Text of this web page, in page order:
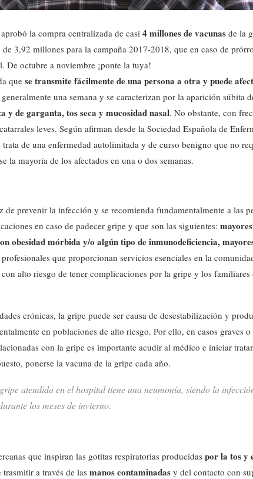
la compra centralizada de casi 4 millones de vacunas de la
3,92 millones para la campaña 2017-2018, que en caso de
De octubre a noviembre ¡ponte la tuya!
que se transmite fácilmente de una persona a otra y puede
una semana y se caracterizan por la aparición súbita
y de garganta, tos seca y mucosidad nasal. No obstante, con
leves. Según afirman desde la Sociedad Española de
de una enfermedad autolimitada y de curso benigno que no
la mayoría de los afectados en una o dos semanas.
de prevenir la infección y se recomienda fundamentalmente a las
en caso de padecer gripe y que son las siguientes:
obesidad mórbida y/o algún tipo de inmunodeficiencia,
que proporcionan servicios esenciales en la
alto riesgo de tener complicaciones por la gripe y los familiares
crónicas, la gripe puede ser causa de desestabilización y
en poblaciones de alto riesgo. Por ello, en casos graves
con la gripe es importante acudir al médico e iniciar
ponerse la vacuna de la gripe cada año.
atendida en el hospital tiene una neumonía, siendo la
los meses de invierno.
que inspiran las gotitas respiratorias producidas por la tos y
trasmitir a través de las manos contaminadas y del contacto con